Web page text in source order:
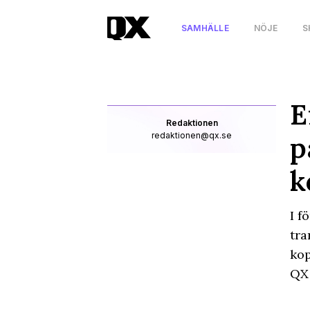
SAMHÄLLE NÖJE
Redaktionen
redaktionen@qx.se
I